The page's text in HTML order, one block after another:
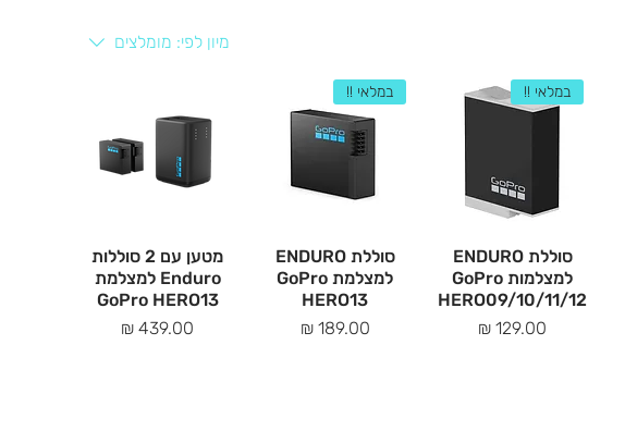
מיון לפי: מומלצים
במלאי !!
סוללת ENDURO
למצלמות GoPro
HERO09/10/11/12
מחיר
במלאי !!
סוללת ENDURO
למצלמת GoPro
HERO13
מחיר
מטען עם 2 סוללות
Enduro למצלמת
GoPro HERO13
מחיר